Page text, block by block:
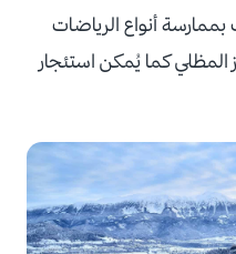
بممارسة أنواع الرياضات
المظلي كما يُمكن استئجار